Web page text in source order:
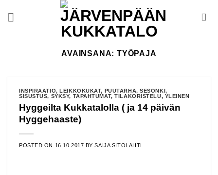
AVAINSANA:TYÖPAJA
INSPIRAATIO,LEIKKOKUKAT, PUUTARHA,SESONKI,
SISUSTUS, SYKSY, TAPAHTUMAT,TILAKORISTELU, YLEINEN
Hyggeilta Kukkatalolla ( ja 14 päivän
Hyggehaaste)
POSTED ON 16.10.2017 BYSAIJA SITOLAHTI